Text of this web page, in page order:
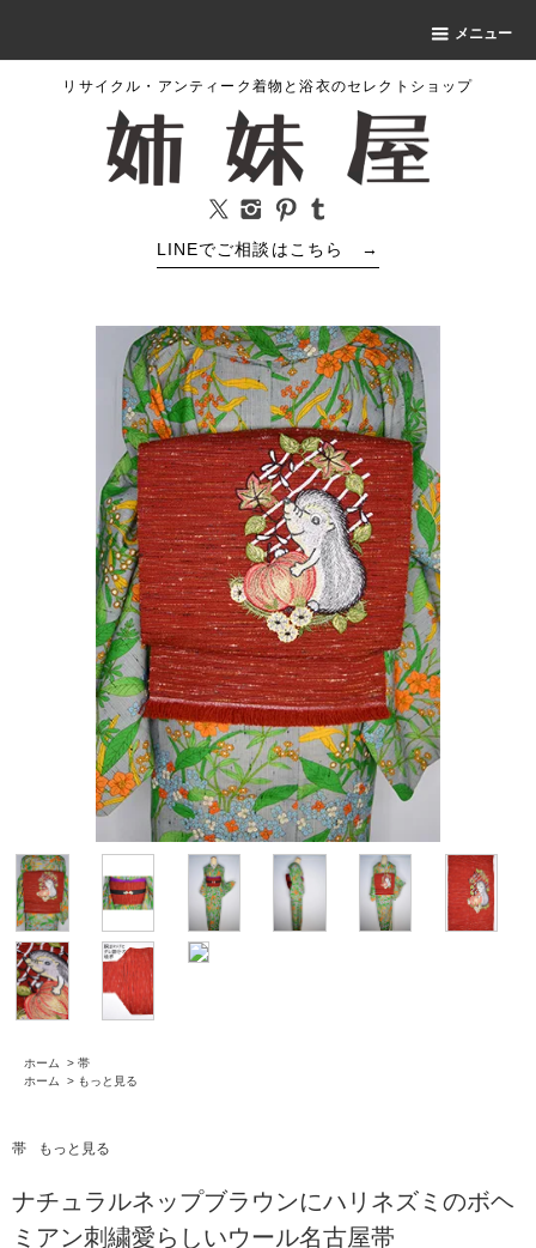
メニュー
リサイクル・アンティーク着物と浴衣のセレクトショップ
LINEでご相談はこちら →
ホーム > 帯
ホーム
> もっと見る
帯 もっと見る
ナチュラルネップブラウンにハリネズミのボヘ
ミアン刺繍愛らしいウール名古屋帯